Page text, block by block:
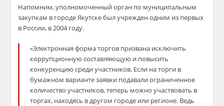
Напомним,уполномоченный орган по муниципальным
закупкам в городе Якутске был учрежденодним из первых
в России, в 2004 году.
«Электронная форма торгов призвана исключить
коррупционную составляющую и повысить
конкуренцию среди участников. Если на торги в
бумажном варианте заявки подавали ограниченное
количество участников, теперь можно участвовать в
торгах, находясь в другом городе или регионе. Ведь